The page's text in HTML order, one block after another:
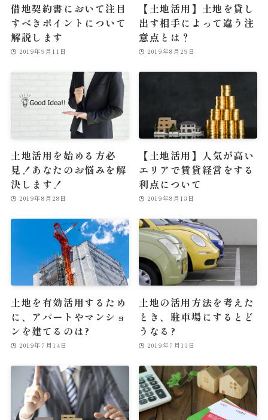
借地契約書において注目
すべきポイントについて
解説します
2019年9月11日
【土地活用】土地を貸し
出す相手によって違う注
意点とは？
2019年8月29日
土地活用を始める方必
見！あなたのお悩みを解
決します！
2019年8月28日
【土地活用】人気が高い
エリアで賃貸経営をする
利点について
2019年8月13日
土地を有効活用するため
に、アパートやマンショ
ンを建てるのは?
2019年7月14日
土地の活用方法を考えた
とき、駐車場にするとど
うなる?
2019年7月13日